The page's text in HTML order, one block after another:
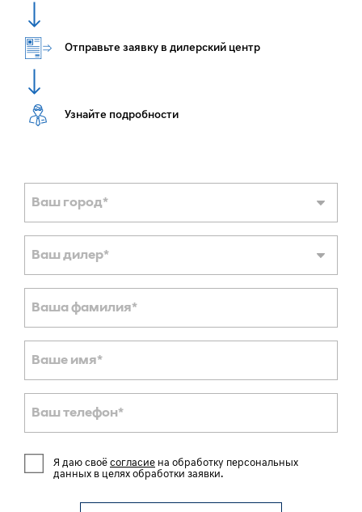
Отправьте заявку в дилерский центр
Узнайте подробности
Ваш город*
Ваш дилер*
Ваша фамилия*
Ваше имя*
Ваш телефон*
Я даю своё согласие на обработку персональных
данных в целях обработки заявки.